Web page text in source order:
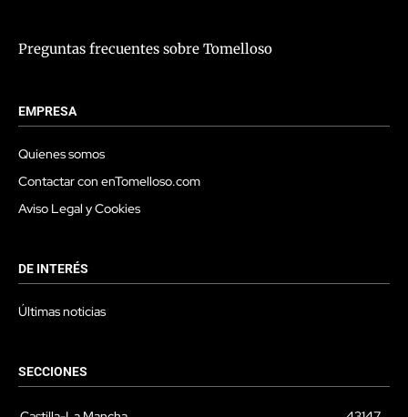
Preguntas frecuentes sobre Tomelloso
EMPRESA
Quienes somos
Contactar con enTomelloso.com
Aviso Legal y Cookies
DE INTERÉS
Últimas noticias
SECCIONES